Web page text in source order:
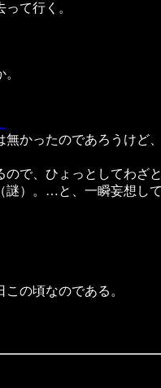
て行く。
かったのであろうけど
で、ひょっとしてわざ
）。…と、一瞬妄想して
の頃なのである。